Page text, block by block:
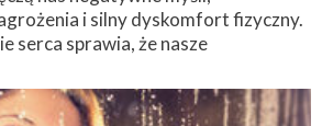
i silny dyskomfort fizyczny.
serca sprawia, że nasze